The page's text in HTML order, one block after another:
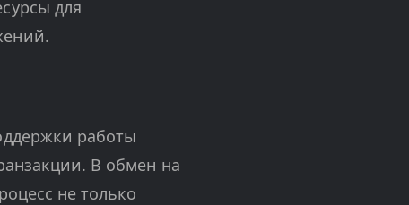
для
работы
В обмен на
не только